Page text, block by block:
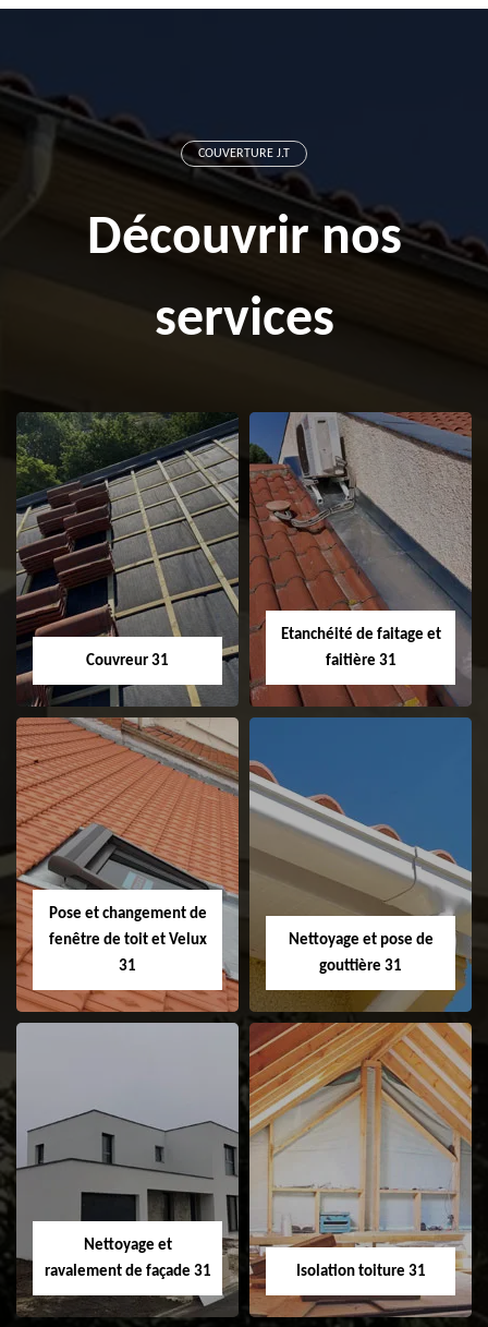
COUVERTURE J.T
Découvrir nos
services
Couvreur 31
Couvreur 31
Etanchéité de faitage et
faitière 31
Etanchéité de
faitage et faitière
31
Pose et changement de
fenêtre de toit et Velux
31
Pose et
changement de
fenêtre de toit et
Velux 31
Nettoyage et pose de
gouttière 31
Nettoyage et pose
Nettoyage et
ravalement de façade 31
Isolation toiture 31